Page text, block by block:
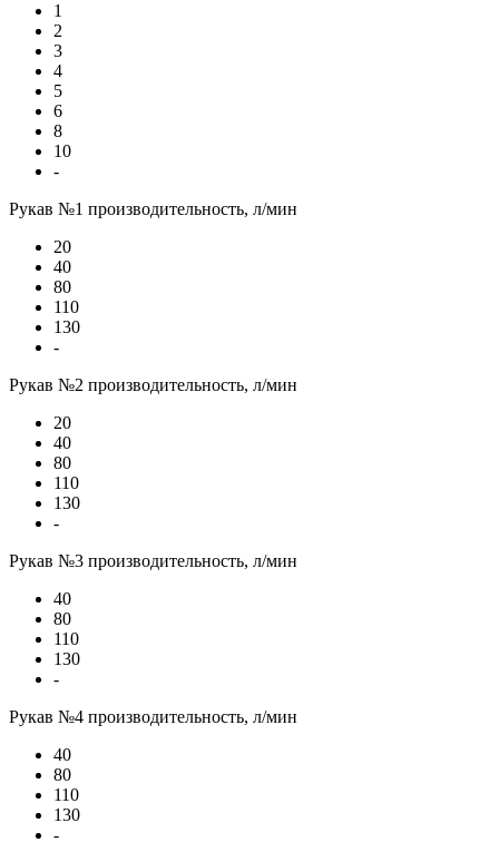
1
2
3
4
5
6
8
10
-
Рукав №1 производительность, л/мин
20
40
80
110
130
-
Рукав №2 производительность, л/мин
20
40
80
110
130
-
Рукав №3 производительность, л/мин
40
80
110
130
-
Рукав №4 производительность, л/мин
40
80
110
130
-